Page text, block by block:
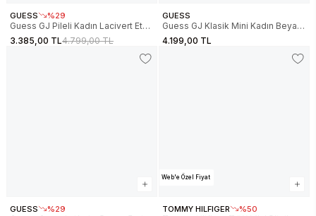
GUESS %29
Guess GJ Pileli Kadın Lacivert Etek
W6RD38D6551-D4IR
3.385,00 TL4.799,00 TL
GUESS
Guess GJ Klasik Mini Kadın Beyaz
Etek W6RD0QD6521-GJWI
4.199,00 TL
GUESS %29
Web'e Özel Fiyat
TOMMY HILFIGER %50